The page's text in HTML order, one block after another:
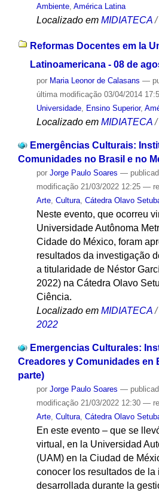
Ambiente, América Latina
Localizado em MIDIATECA /
Reformas Docentes em la
Latinoamericana - 08 de
por Maria Leonor de Calasans —
última modificação03/04/2014
Universidade, Ensino Superior,
Localizado em MIDIATECA /
Emergências Culturais:
Comunidades no Brasil e no
por Jorge Paulo Soares —
modificação21/03/2022 12:25 —
Arte, Cultura, Cátedra Olavo
Neste evento, que ocorreu
Universidade Autônoma
Cidade do México, foram
resultados da investigação
a titularidade de Néstor
2022) na Cátedra Olavo
Ciência.
Localizado em MIDIATECA /
2022
Emergencias Culturales:
Creadores y Comunidades en
parte)
por Jorge Paulo Soares —
modificação21/03/2022 12:30 —
Arte, Cultura, Cátedra Olavo
En este evento – que se
virtual, en la Universidad
(UAM) en la Ciudad de
conocer los resultados de la
desarrollada durante la